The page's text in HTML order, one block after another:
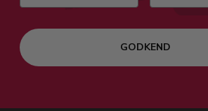
GODKEND